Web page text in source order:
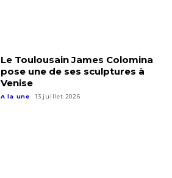
Le Toulousain James Colomina
pose une de ses sculptures à
Venise
A la une 13 juillet 2026